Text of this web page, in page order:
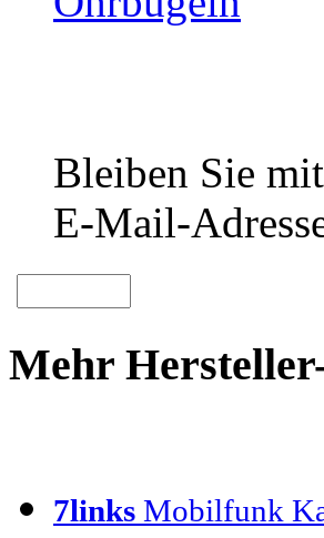
Bleiben Sie
E-Mail-
Mehr
7links Mobilfunk